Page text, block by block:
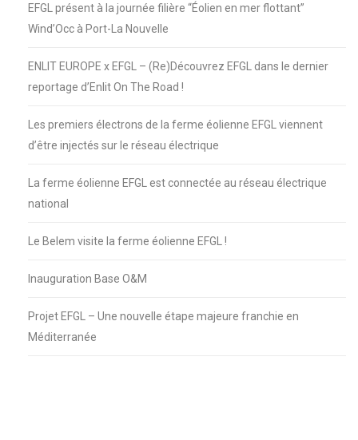
EFGL présent à la journée filière “Éolien en mer flottant”
Wind’Occ à Port-La Nouvelle
ENLIT EUROPE x EFGL – (Re)Découvrez EFGL dans le dernier
reportage d’Enlit On The Road !
Les premiers électrons de la ferme éolienne EFGL viennent
d’être injectés sur le réseau électrique
La ferme éolienne EFGL est connectée au réseau électrique
national
Le Belem visite la ferme éolienne EFGL !
Inauguration Base O&M
Projet EFGL – Une nouvelle étape majeure franchie en
Méditerranée